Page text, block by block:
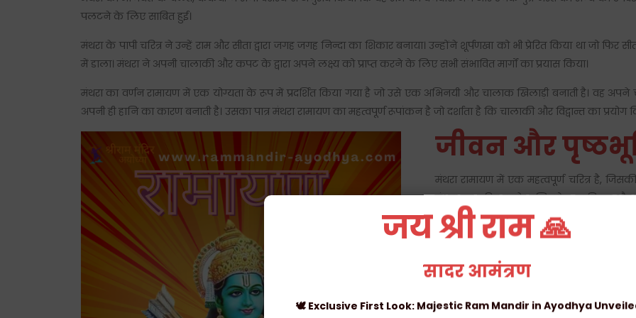
जय श्री राम 🙏
सादर आमंत्रण
🕊 Exclusive First Look: Majestic Ram Mandir in Ayodhya
पलटने के लिए साबित हुई।
मंथरा के पापी चरित्र ने उन्हें राम और सीता द्वारा जगह जगह निन्दा का शिकार बनाया। उन्होंने शूर्पणखा को भी प्रेरित किया था जो
में डाला। मंथरा ने अपनी चालाकी और कपट के द्वारा अपने लक्ष्य को प्राप्त करने के लिए सभी संभावित मार्गों का प्रयास किया।
मंथरा का वर्णन रामायण में एक योग्यता के रूप में प्रदर्शित किया गया है जो उसे एक अभिनयी और चालाक खिलाड़ी बनाती है। वह
अपनी ही हानि का कारण बनाती है। उसका पात्र मंथरा रामायण का महत्वपूर्ण रूपांकन है जो दर्शाता है कि चालाकी और विद्वान्त का
जीवन और
मंथरा रामायण में एक महत्वपूर्ण चरित्र है,
मंथरा का चरित्र उसके दृष्टिकोण, व्यक्तित्व और
रामायण के कहानी में महत्वपूर्ण घटनाओं को
बारे में बात करने से पहले, आइए हम उनके
थीं, जिन्होंने उन्हें स्वयं की रानी के रूप में
निर्णयों को पूरी ईमानदारी से मानती थीं।
चतुर और मानसिक दृष्टि वाली महिला थीं,
की नजरों में उत्कृष्टता प्राप्त की थी। वह अ